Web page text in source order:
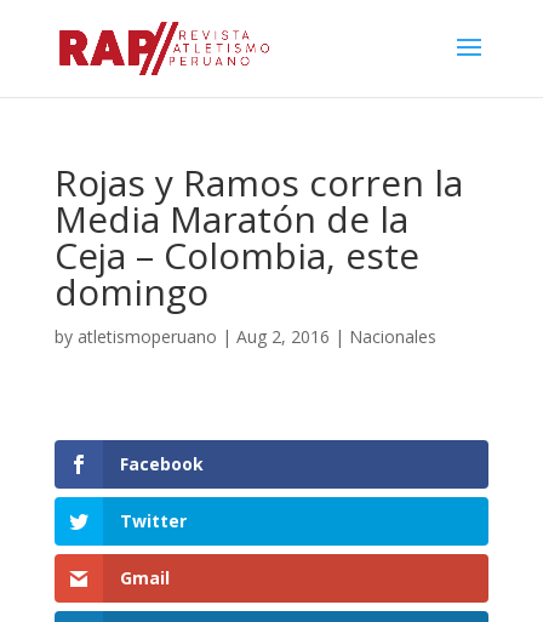
Rojas y Ramos corren la
Media Maratón de la
Ceja – Colombia, este
domingo
by atletismoperuano | Aug 2, 2016 | Nacionales
Facebook
Twitter
Gmail